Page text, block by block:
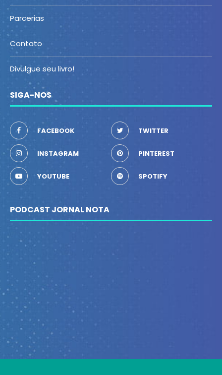
Parcerias
Contato
Divulgue seu livro!
SIGA-NOS
FACEBOOK TWITTER
INSTAGRAM PINTEREST
YOUTUBE SPOTIFY
PODCAST JORNAL NOTA